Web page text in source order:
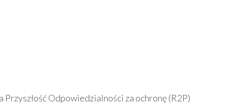
Przyszłość Odpowiedzialności za ochronę (R2P)